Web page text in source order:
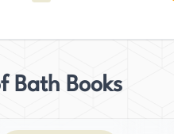
Bath Books